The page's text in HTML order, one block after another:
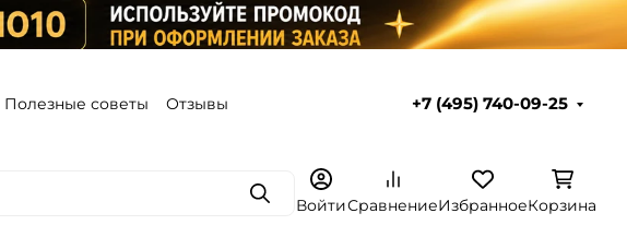
Полезные советы Отзывы +7 (495) 740-09-25
ПоискВойтиСравнениеИзбранноеКорзина